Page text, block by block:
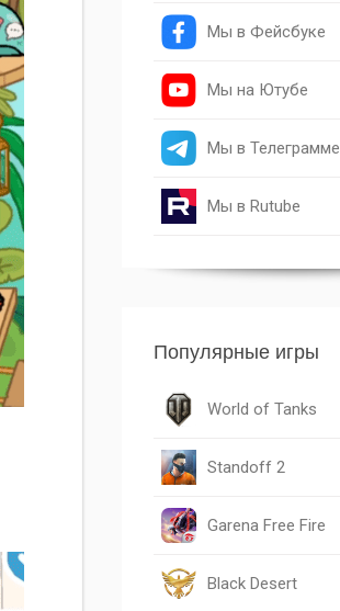
Мы в Фейсбуке
Мы на Ютубе
Мы в Телеграмме
Мы в Rutube
Популярные игры
World of Tanks
Standoff 2
Garena Free Fire
Black Desert